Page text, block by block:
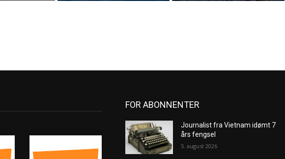
FOR ABONNENTER
Journalist fra Vietnam idømt 7
års fengsel
5. august 2026